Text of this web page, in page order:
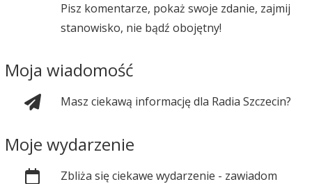
Pisz komentarze, pokaż swoje zdanie, zajmij
stanowisko, nie bądź obojętny!
Moja wiadomość
Masz ciekawą informację dla Radia Szczecin?
Moje wydarzenie
Zbliża się ciekawe wydarzenie - zawiadom